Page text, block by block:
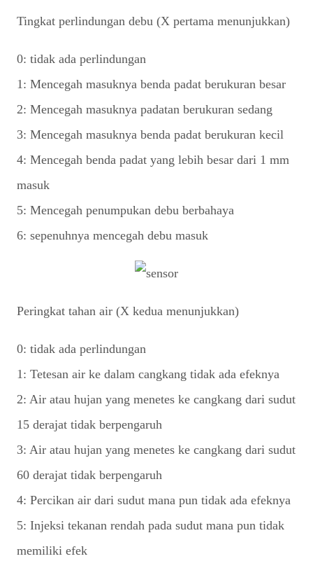
Tingkat perlindungan debu (X pertama menunjukkan)
0: tidak ada perlindungan
1: Mencegah masuknya benda padat berukuran besar
2: Mencegah masuknya padatan berukuran sedang
3: Mencegah masuknya benda padat berukuran kecil
4: Mencegah benda padat yang lebih besar dari 1 mm
masuk
5: Mencegah penumpukan debu berbahaya
6: sepenuhnya mencegah debu masuk
Peringkat tahan air (X kedua menunjukkan)
0: tidak ada perlindungan
1: Tetesan air ke dalam cangkang tidak ada efeknya
2: Air atau hujan yang menetes ke cangkang dari sudut
15 derajat tidak berpengaruh
3: Air atau hujan yang menetes ke cangkang dari sudut
60 derajat tidak berpengaruh
4: Percikan air dari sudut mana pun tidak ada efeknya
5: Injeksi tekanan rendah pada sudut mana pun tidak
memiliki efek